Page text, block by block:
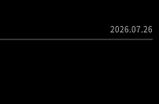
2026.07.26